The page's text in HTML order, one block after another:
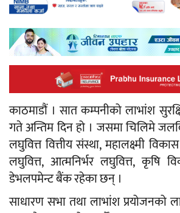
काठमाडौं । सात कम्पनीको लाभांश
गते अन्तिम दिन हो । जसमा चिलिमे
लघुवित्त वित्तीय संस्था, महालक्ष्मी
लघुवित्त, आत्मनिर्भर लघुवित्त, कृषि
डेभलपमेन्ट बैंक रहेका छन् ।
साधारण सभा तथा लाभांश प्रयोजनको